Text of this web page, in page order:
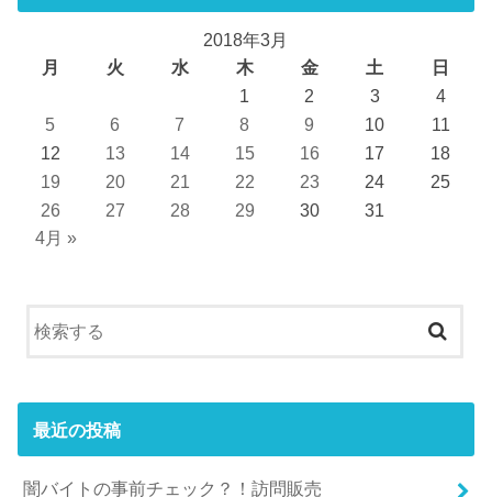
2018年3月
月
火 水 木 金 土
日
1
2 3
4
5
6 7 8 9 10
11
12
13 14 15 16 17
18
19
20 21 22 23 24
25
26
27 28 29 30
31
4月 »
最近の投稿
闇バイトの事前チェック？！訪問販売